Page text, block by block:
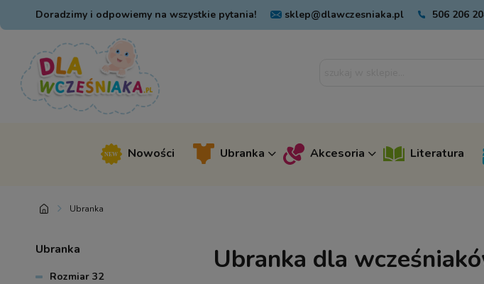
Doradzimy i odpowiemy na wszystkie pytania! sklep@dlawczesniaka.pl 506 206
Nowości Ubranka Akcesoria Literatura
Ubranka
Ubranka
Rozmiar 32
Ubranka dla